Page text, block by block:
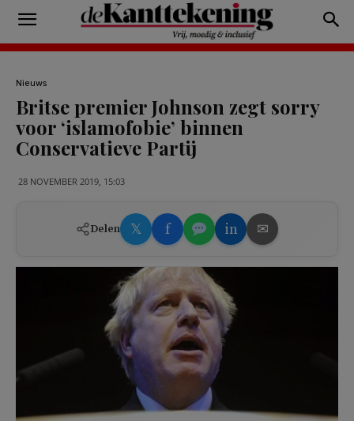
Nieuws
Britse premier Johnson zegt sorry
voor ‘islamofobie’ binnen
Conservatieve Partij
28 NOVEMBER 2019, 15:03
Delen 𝕏 f in ✉